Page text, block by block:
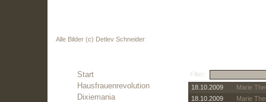
Alle Bilder (c) Detlev Schneider;
Start
Hausfrauenrevolution
Dixiemania
Filter:
18.10.2009
Marie
18.10.2009
Marie